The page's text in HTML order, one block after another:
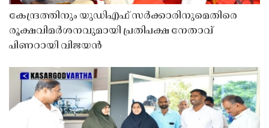
കേന്ദ്രത്തിനും യുഡിഎഫ് സർക്കാരിനുമെതിരെ
രൂക്ഷവിമർശനവുമായി പ്രതിപക്ഷ നേതാവ്
പിണറായി വിജയൻ